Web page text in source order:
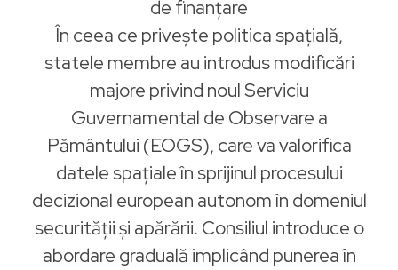
de finanțare
În ceea ce privește politica spațială,
statele membre au introdus modificări
majore privind noul Serviciu
Guvernamental de Observare a
Pământului (EOGS), care va valorifica
datele spațiale în sprijinul procesului
decizional european autonom în domeniul
securității și apărării. Consiliul introduce o
abordare graduală implicând punerea în